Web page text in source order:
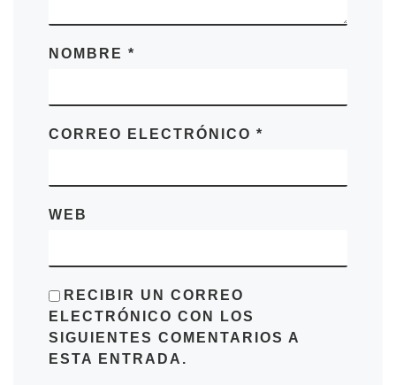
NOMBRE *
CORREO ELECTRÓNICO *
WEB
RECIBIR UN CORREO
ELECTRÓNICO CON LOS
SIGUIENTES COMENTARIOS A
ESTA ENTRADA.